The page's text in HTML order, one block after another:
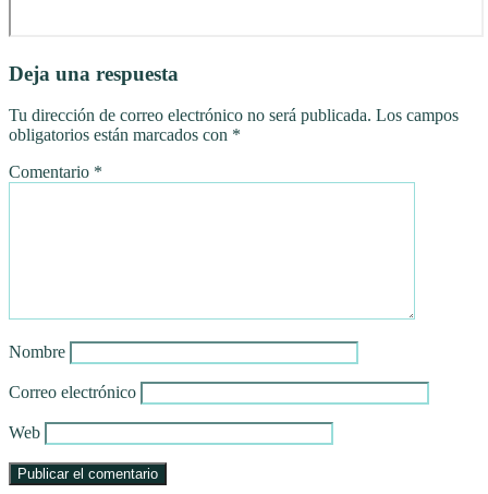
Deja una respuesta
Tu dirección de correo electrónico no será publicada. Los campos
obligatorios están marcados con *
Comentario *
Nombre
Correo electrónico
Web